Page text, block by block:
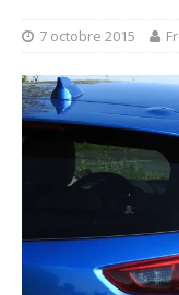
7 octobre 2015